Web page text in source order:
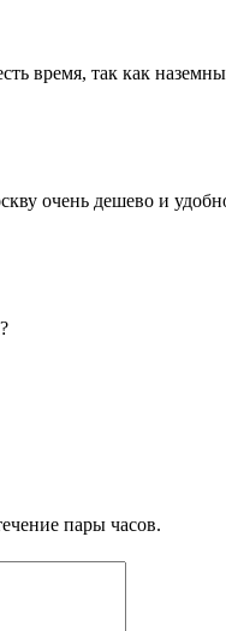
время, так как
очень дешево и
пары часов.